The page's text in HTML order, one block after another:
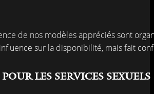
de nos modèles appréciés sont
sur la disponibilité, mais fait
les services sexuels